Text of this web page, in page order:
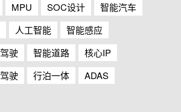
MPU SOC设计
智能汽车
人工智能
智能感应
驶
智能道路
核心IP
驶
行泊一体 ADAS